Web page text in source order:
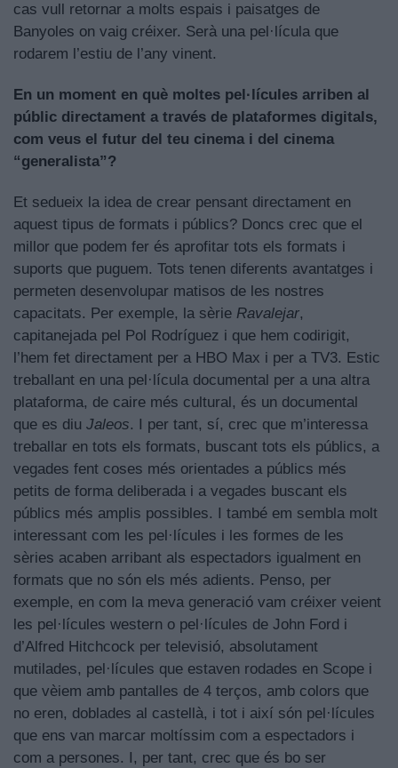
cas vull retornar a molts espais i paisatges de
Banyoles on vaig créixer. Serà una pel·lícula que
rodarem l’estiu de l’any vinent.
En un moment en què moltes pel·lícules arriben al
públic directament a través de plataformes digitals,
com veus el futur del teu cinema i del cinema
“generalista”?
Et sedueix la idea de crear pensant directament en
aquest tipus de formats i públics? Doncs crec que el
millor que podem fer és aprofitar tots els formats i
suports que puguem. Tots tenen diferents avantatges i
permeten desenvolupar matisos de les nostres
capacitats. Per exemple, la sèrie Ravalejar,
capitanejada pel Pol Rodríguez i que hem codirigit,
l’hem fet directament per a HBO Max i per a TV3. Estic
treballant en una pel·lícula documental per a una altra
plataforma, de caire més cultural, és un documental
que es diu Jaleos. I per tant, sí, crec que m’interessa
treballar en tots els formats, buscant tots els públics, a
vegades fent coses més orientades a públics més
petits de forma deliberada i a vegades buscant els
públics més amplis possibles. I també em sembla molt
interessant com les pel·lícules i les formes de les
sèries acaben arribant als espectadors igualment en
formats que no són els més adients. Penso, per
exemple, en com la meva generació vam créixer veient
les pel·lícules western o pel·lícules de John Ford i
d’Alfred Hitchcock per televisió, absolutament
mutilades, pel·lícules que estaven rodades en Scope i
que vèiem amb pantalles de 4 terços, amb colors que
no eren, doblades al castellà, i tot i així són pel·lícules
que ens van marcar moltíssim com a espectadors i
com a persones. I, per tant, crec que és bo ser